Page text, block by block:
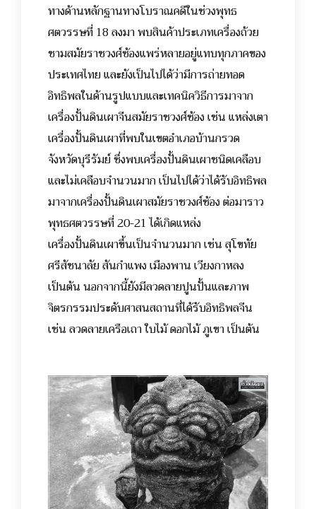
ทางด้านหลักฐานทางโบราณคดีในช่วงพุทธ
ศตวรรษที่ 18 ลงมา พบสินค้าประเภทเครื่องถ้วย
ชามสมัยราชวงศ์ซ้องแพร่หลายอยู่แทบทุกภาคของ
ประเทศไทย และยังเป็นไปได้ว่ามีการถ่ายทอด
อิทธิพลในด้านรูปแบบและเทคนิควิธีการมาจาก
เครื่องปั้นดินเผาจีนสมัยราชวงศ์ซ้อง เช่น แหล่งเตา
เครื่องปั้นดินเผาที่พบในเขตอำเภอบ้านกรวด
จังหวัดบุรีรัมย์ ซึ่งพบเครื่องปั้นดินเผาชนิดเคลือบ
และไม่เคลือบจำนวนมาก เป็นไปได้ว่าได้รับอิทธิพล
มาจากเครื่องปั้นดินเผาสมัยราชวงศ์ซ้อง ต่อมาราว
พุทธศตวรรษที่ 20-21 ได้เกิดแหล่ง
เครื่องปั้นดินเผาขึ้นเป็นจำนวนมาก เช่น สุโขทัย
ศรีสัชนาลัยสันกำแพง เมืองพาน เวียงกาหลง
เป็นต้น นอกจากนี้ยังมีลวดลายปูนปั้นและภาพ
จิตรกรรมประดับศาสนสถานที่ได้รับอิทธิพลจีน
เช่น ลวดลายเครือเถา ใบไม้ ดอกไม้ ภูเขา เป็นต้น